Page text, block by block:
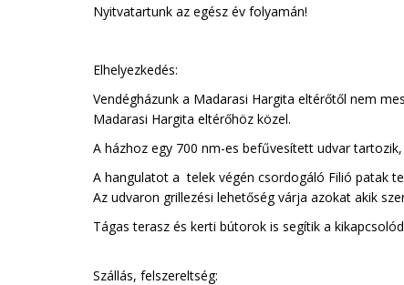
Nyitvatartunk az egész év folyamán!
Elhelyezkedés:
Vendégházunk a Madarasi Hargita eltérőtől nem
Madarasi Hargita eltérőhöz közel.
A házhoz egy 700 nm-es befűvesített udvar tartozik,
A hangulatot a telek végén csordogáló Filió patak
Az udvaron grillezési lehetőség várja azokat akik
Tágas terasz és kerti bútorok is segítik a
Szállás, felszereltség: